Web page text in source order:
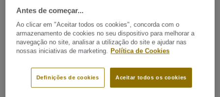
LVT ( Vinílicos Modulares)
Starfloor Click Ultimate 55 -
Bleached Oak NATURAL
Procura os melhores resultados para a sua renovação da
sua casa, no mais curto espaço de tempo? Starfloor Click
Antes de começar...
Ao clicar em "Aceitar todos os cookies", concorda com o
armazenamento de cookies no seu dispositivo para melhorar a
navegação no site, analisar a utilização do site e ajudar nas
nossas iniciativas de marketing. Política de Cookies
Aceitar todos os cookies
Definições de cookies